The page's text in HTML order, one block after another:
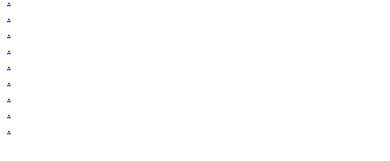
.
.
.
.
.
.
.
.